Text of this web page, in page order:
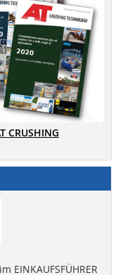
CRUSHING
EINKAUFSFÜHRER